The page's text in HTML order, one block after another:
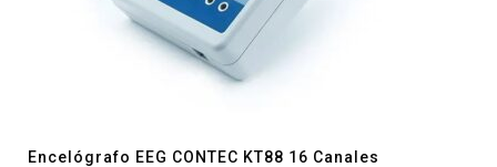
Encelógrafo EEG CONTEC KT88 16 Canales